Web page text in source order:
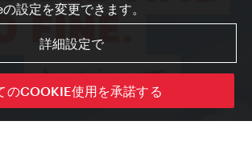
設定を変更できます。
詳細設定で
のCOOKIE使用を承諾する